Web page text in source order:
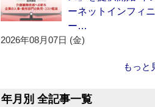
ーネットインフィ
ー…
2026年08月07日 (金)
もっと
年月別 全記事一覧